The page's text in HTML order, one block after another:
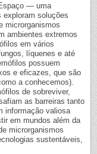
— uma
soluções
microrganismos
ambientes extremos
em vários
líquenes e até
possuem
e eficazes, que são
a conhecemos).
de sobreviver,
as barreiras tanto
informação valiosa
em mundos além da
microrganismos
sustentáveis,